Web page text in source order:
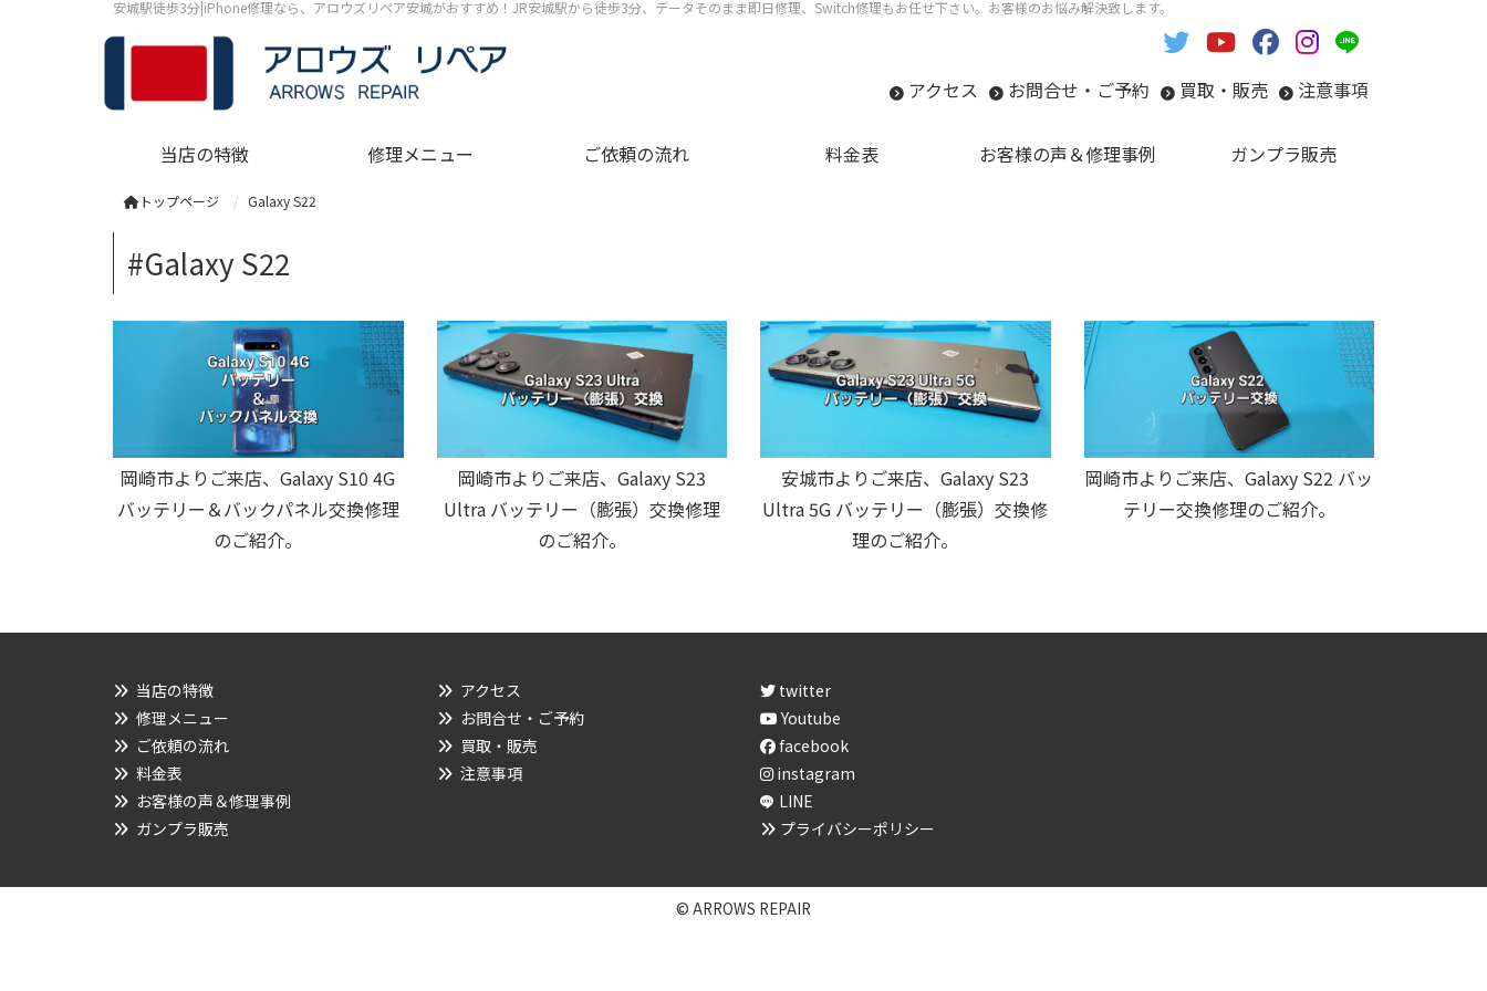
安城駅徒歩3分|iPhone修理なら、アロウズリペア安城がおすすめ！JR安城駅から徒歩3分、データそのまま即日修理、Switch修理もお任せ下さい。お客様のお悩み解決致します。
アクセス お問合せ・ご予約 買取・販売 注意事項
当店の特徴 修理メニュー ご依頼の流れ 料金表 お客様の声＆修理事例 ガンプラ販売
トップページ Galaxy S22
#Galaxy S22
岡崎市よりご来店、Galaxy S10 4G
バッテリー＆バックパネル交換修理
のご紹介。
岡崎市よりご来店、Galaxy S23
Ultra バッテリー（膨張）交換修理
のご紹介。
安城市よりご来店、Galaxy S23
Ultra 5G バッテリー（膨張）交換修
理のご紹介。
岡崎市よりご来店、Galaxy S22 バッ
テリー交換修理のご紹介。
当店の特徴
修理メニュー
ご依頼の流れ
料金表
お客様の声＆修理事例
ガンプラ販売
アクセス
お問合せ・ご予約
買取・販売
注意事項
twitter
Youtube
facebook
instagram
LINE
プライバシーポリシー
© ARROWS REPAIR